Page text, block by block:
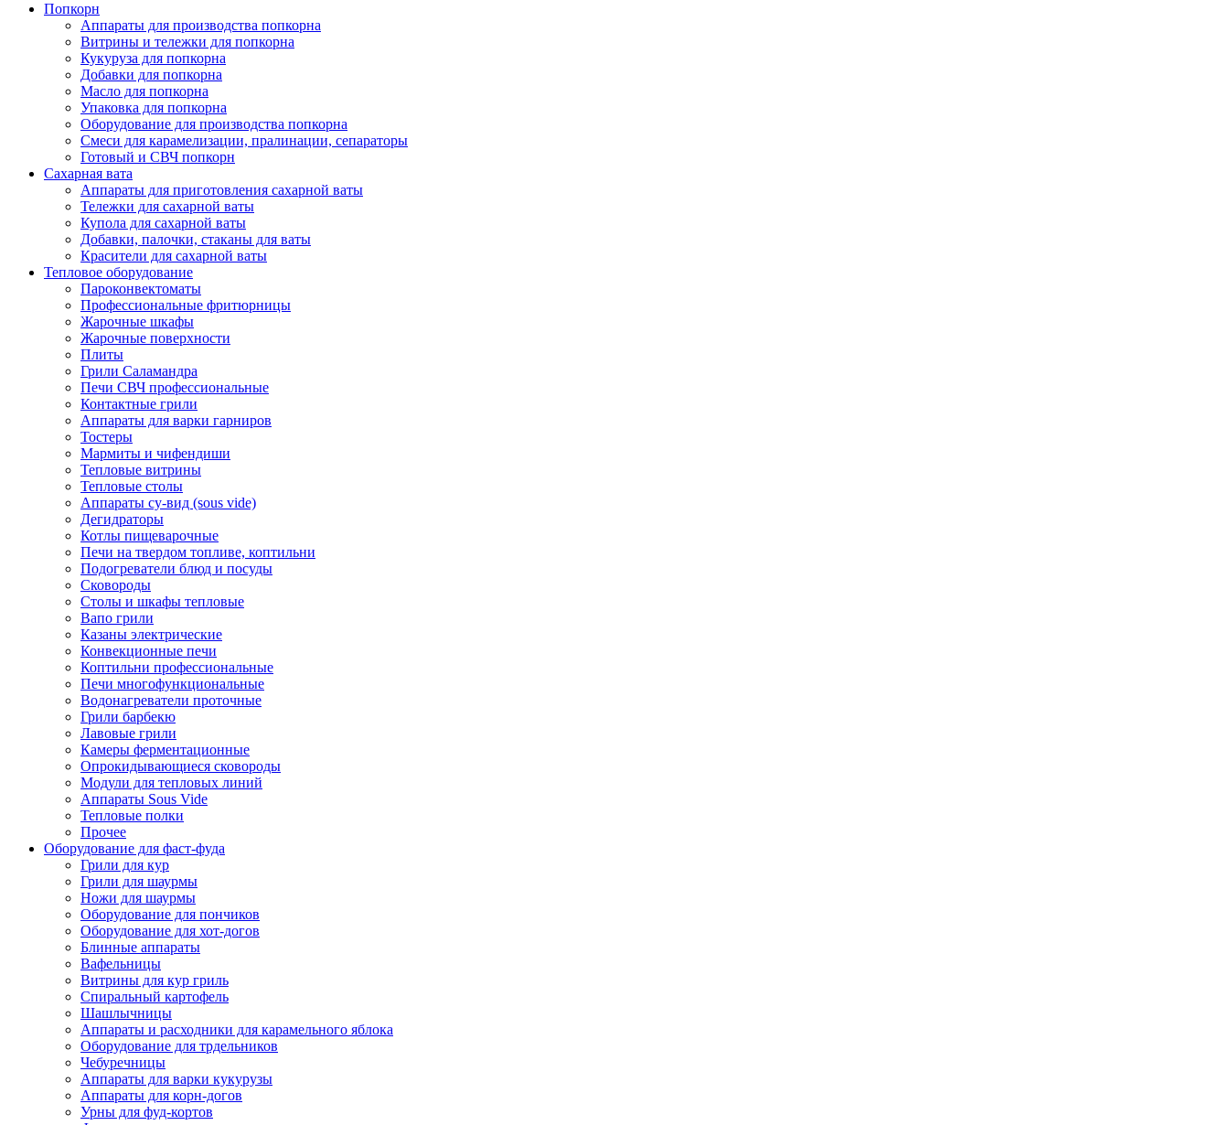
Попкорн
Аппараты для производства попкорна
Витрины и тележки для попкорна
Кукуруза для попкорна
Добавки для попкорна
Масло для попкорна
Упаковка для попкорна
Оборудование для производства попкорна
Смеси для карамелизации, пралинации, сепараторы
Готовый и СВЧ попкорн
Сахарная вата
Аппараты для приготовления сахарной ваты
Тележки для сахарной ваты
Купола для сахарной ваты
Добавки, палочки, стаканы для ваты
Красители для сахарной ваты
Тепловое оборудование
Пароконвектоматы
Профессиональные фритюрницы
Жарочные шкафы
Жарочные поверхности
Плиты
Грили Саламандра
Печи СВЧ профессиональные
Контактные грили
Аппараты для варки гарниров
Тостеры
Мармиты и чифендиши
Тепловые витрины
Тепловые столы
Аппараты су-вид (sous vide)
Дегидраторы
Котлы пищеварочные
Печи на твердом топливе, коптильни
Подогреватели блюд и посуды
Сковороды
Столы и шкафы тепловые
Вапо грили
Казаны электрические
Конвекционные печи
Коптильни профессиональные
Печи многофункциональные
Водонагреватели проточные
Грили барбекю
Лавовые грили
Камеры ферментационные
Опрокидывающиеся сковороды
Модули для тепловых линий
Аппараты Sous Vide
Тепловые полки
Прочее
Оборудование для фаст-фуда
Грили для кур
Грили для шаурмы
Ножи для шаурмы
Оборудование для пончиков
Оборудование для хот-догов
Блинные аппараты
Вафельницы
Витрины для кур гриль
Спиральный картофель
Шашлычницы
Аппараты и расходники для карамельного яблока
Оборудование для трдельников
Чебуречницы
Аппараты для варки кукурузы
Аппараты для корн-догов
Урны для фуд-кортов